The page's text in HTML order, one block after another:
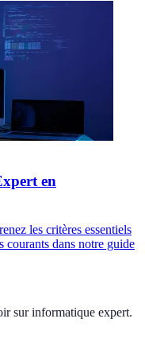
en
les critères essentiels
courants dans notre guide
sur informatique expert.